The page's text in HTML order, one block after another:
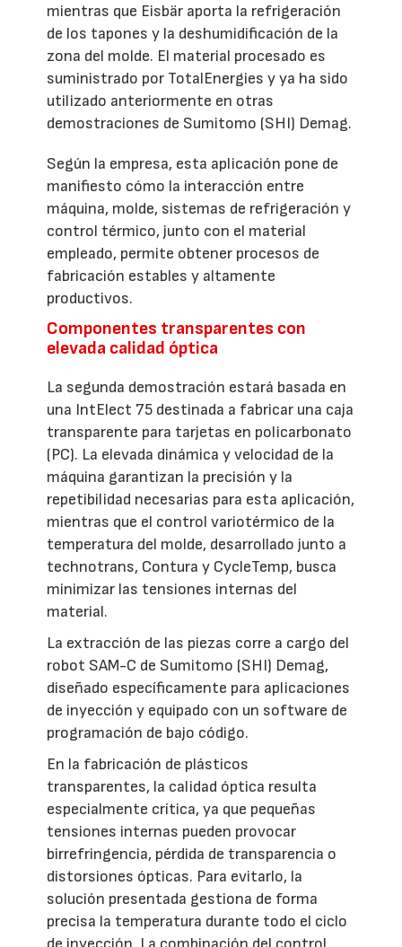
mientras que Eisbär aporta la refrigeración
de los tapones y la deshumidificación de la
zona del molde. El material procesado es
suministrado por TotalEnergies y ya ha sido
utilizado anteriormente en otras
demostraciones de Sumitomo (SHI) Demag.
Según la empresa, esta aplicación pone de
manifiesto cómo la interacción entre
máquina, molde, sistemas de refrigeración y
control térmico, junto con el material
empleado, permite obtener procesos de
fabricación estables y altamente
productivos.
Componentes transparentes con
elevada calidad óptica
La segunda demostración estará basada en
una IntElect 75 destinada a fabricar una caja
transparente para tarjetas en policarbonato
(PC). La elevada dinámica y velocidad de la
máquina garantizan la precisión y la
repetibilidad necesarias para esta aplicación,
mientras que el control variotérmico de la
temperatura del molde, desarrollado junto a
technotrans, Contura y CycleTemp, busca
minimizar las tensiones internas del
material.
La extracción de las piezas corre a cargo del
robot SAM-C de Sumitomo (SHI) Demag,
diseñado específicamente para aplicaciones
de inyección y equipado con un software de
programación de bajo código.
En la fabricación de plásticos
transparentes, la calidad óptica resulta
especialmente crítica, ya que pequeñas
tensiones internas pueden provocar
birrefringencia, pérdida de transparencia o
distorsiones ópticas. Para evitarlo, la
solución presentada gestiona de forma
precisa la temperatura durante todo el ciclo